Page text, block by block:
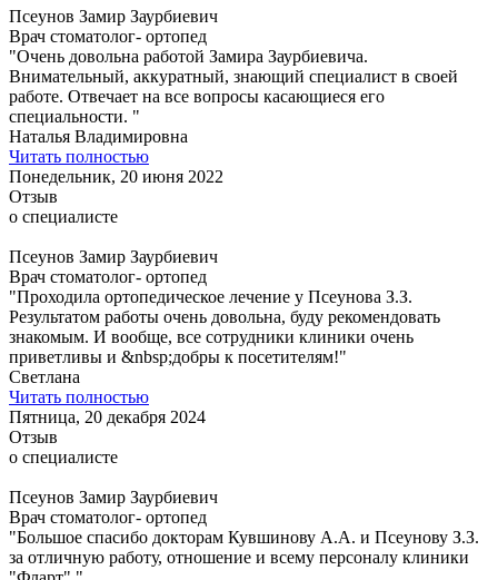
Псеунов Замир Заурбиевич
Врач стоматолог- ортопед
"Очень довольна работой Замира Заурбиевича.
Внимательный, аккуратный, знающий специалист в своей
работе. Отвечает на все вопросы касающиеся его
специальности. "
Наталья Владимировна
Читать полностью
Понедельник, 20 июня 2022
Отзыв
о специалисте
Псеунов Замир Заурбиевич
Врач стоматолог- ортопед
"Проходила ортопедическое лечение у Псеунова З.З.
Результатом работы очень довольна, буду рекомендовать
знакомым. И вообще, все сотрудники клиники очень
приветливы и &nbsp;добры к посетителям!"
Светлана
Читать полностью
Пятница, 20 декабря 2024
Отзыв
о специалисте
Псеунов Замир Заурбиевич
Врач стоматолог- ортопед
"Большое спасибо докторам Кувшинову А.А. и Псеунову З.З.
за отличную работу, отношение и всему персоналу клиники